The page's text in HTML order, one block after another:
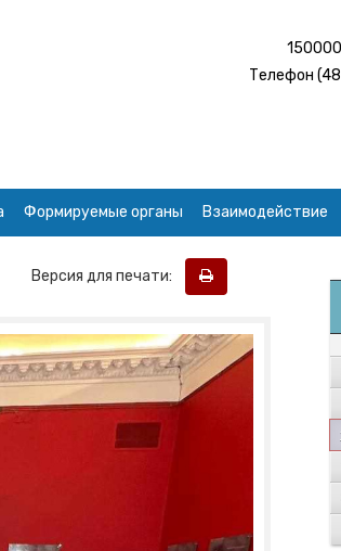
Телефон
Формируемые органы Взаимодействие
Версия для печати: